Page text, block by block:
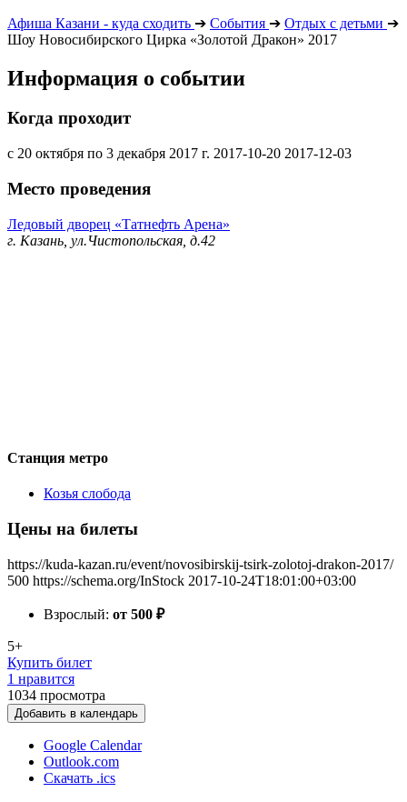
Афиша Казани - куда сходить ➔ События ➔ Отдых с детьми ➔
Шоу Новосибирского Цирка «Золотой Дракон» 2017
Информация о событии
Когда проходит
с 20 октября по 3 декабря 2017 г. 2017-10-20 2017-12-03
Место проведения
Ледовый дворец «Татнефть Арена»
г. Казань, ул.Чистопольская, д.42
Станция метро
Козья слобода
Цены на билеты
https://kuda-kazan.ru/event/novosibirskij-tsirk-zolotoj-drakon-2017/
500 https://schema.org/InStock 2017-10-24T18:01:00+03:00
Взрослый: от 500 ₽
5+
Купить билет
1 нравится
1034 просмотра
Добавить в календарь
Google Calendar
Outlook.com
Скачать .ics